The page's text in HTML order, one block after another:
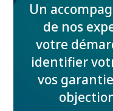
Un
de nos
votre
identifier
vos